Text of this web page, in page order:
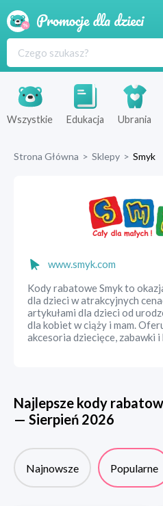
Wszystkie Edukacja Ubrania
Strona Główna > Sklepy > Smyk
www.smyk.com
Kody rabatowe Smyk to
dla dzieci w atrakcyjnych
artykułami dla dzieci od
dla kobiet w ciąży i mam.
akcesoria dziecięce, zabawki i
Najlepsze kody
— Sierpień 2026
Najnowsze Popularne